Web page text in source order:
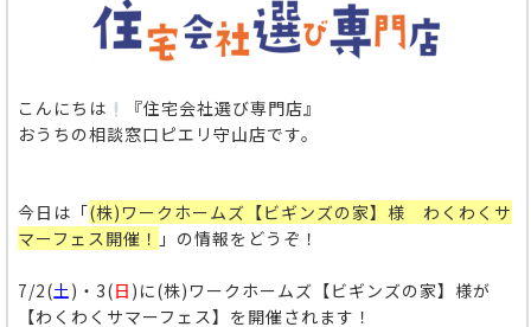
こんにちは
『住宅会社選び専門店』
おうちの相談窓口ピエリ守山店です。
今日は「(株)ワークホームズ【ビギンズの家】様 わくわくサ
マーフェス開催！ 」の情報をどうぞ！
7/2(土)・3(日 )に(株)ワークホームズ【ビギンズの家】様が
【わくわくサマーフェス】を開催されます！